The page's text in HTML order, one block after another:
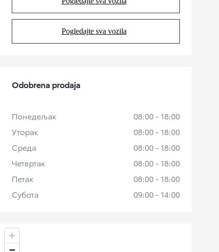
(Opens in new tab)
Pogledajte sva vozila
(Opens in new tab)
Odobrena prodaja
Понедељак
08:00 - 18:00
Уторак
08:00 - 18:00
Среда
08:00 - 18:00
Четвртак
08:00 - 18:00
Петак
08:00 - 18:00
Субота
09:00 - 14:00